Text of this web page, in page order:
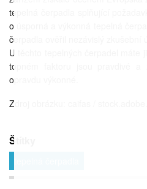
tepelná čerpadla splňující
o úsporná a výkonná tepelná
čerpadla ověřil nezávislý zkušební
U těchto tepelných čerpadel máte
topném faktoru jsou pravdivé a
opravdu výkonné.
Zdroj obrázku: caifas /
Štítky